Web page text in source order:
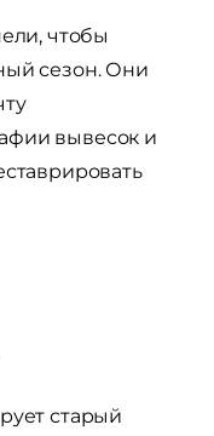
чтобы
сезон. Они
вывесок и
старый